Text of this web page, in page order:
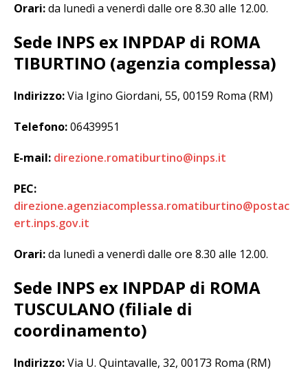
Orari:da lunedì a venerdì dalle ore 8.30 alle 12.00.
Sede INPS ex INPDAP di ROMA
TIBURTINO (agenzia complessa)
Indirizzo:Via Igino Giordani, 55, 00159 Roma (RM)
Telefono:06439951
E-mail: direzione.romatiburtino@inps.it
PEC:
direzione.agenziacomplessa.romatiburtino@postac
ert.inps.gov.it
Orari:da lunedì a venerdì dalle ore 8.30 alle 12.00.
Sede INPS ex INPDAP di ROMA
TUSCULANO (filiale di
coordinamento)
Indirizzo:Via U. Quintavalle, 32, 00173 Roma (RM)